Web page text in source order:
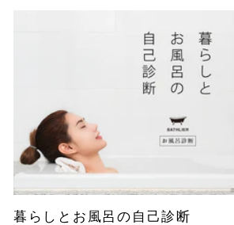
暮らしとお風呂の自己診断